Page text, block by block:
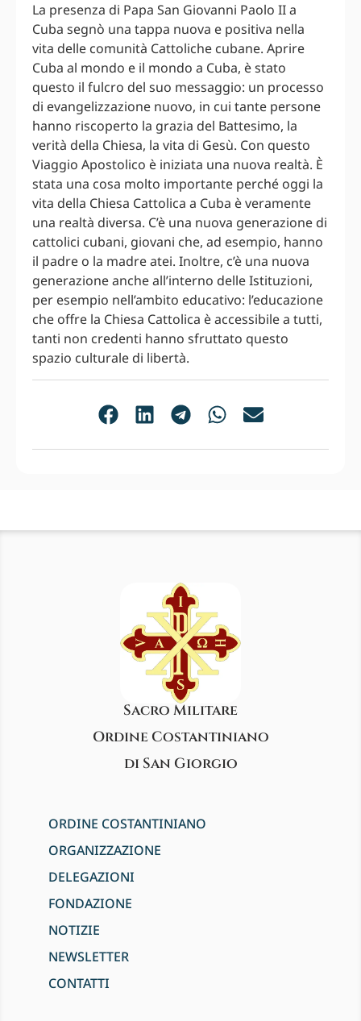
La presenza di Papa San Giovanni Paolo II a
Cuba segnò una tappa nuova e positiva nella
vita delle comunità Cattoliche cubane. Aprire
Cuba al mondo e il mondo a Cuba, è stato
questo il fulcro del suo messaggio: un processo
di evangelizzazione nuovo, in cui tante persone
hanno riscoperto la grazia del Battesimo, la
verità della Chiesa, la vita di Gesù. Con questo
Viaggio Apostolico è iniziata una nuova realtà. È
stata una cosa molto importante perché oggi la
vita della Chiesa Cattolica a Cuba è veramente
una realtà diversa. C’è una nuova generazione di
cattolici cubani, giovani che, ad esempio, hanno
il padre o la madre atei. Inoltre, c’è una nuova
generazione anche all’interno delle Istituzioni,
per esempio nell’ambito educativo: l’educazione
che offre la Chiesa Cattolica è accessibile a tutti,
tanti non credenti hanno sfruttato questo
spazio culturale di libertà.
Sacro Militare
Ordine Costantiniano
di San Giorgio
ORDINE COSTANTINIANO
ORGANIZZAZIONE
DELEGAZIONI
FONDAZIONE
NOTIZIE
NEWSLETTER
CONTATTI